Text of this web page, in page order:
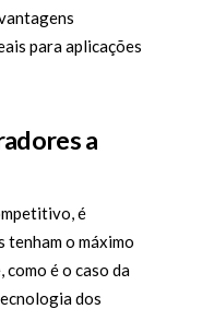
para aplicações
a
é
tenham o máximo
é o caso da
dos